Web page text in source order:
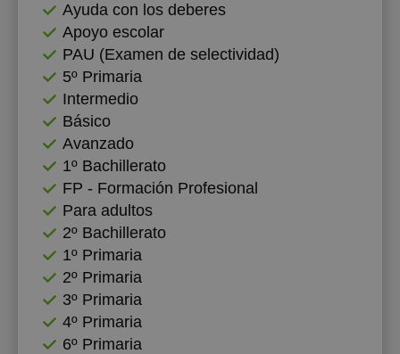
Ayuda con los deberes
Apoyo escolar
PAU (Examen de selectividad)
5º Primaria
Intermedio
Básico
Avanzado
1º Bachillerato
FP - Formación Profesional
Para adultos
2º Bachillerato
1º Primaria
2º Primaria
3º Primaria
4º Primaria
6º Primaria